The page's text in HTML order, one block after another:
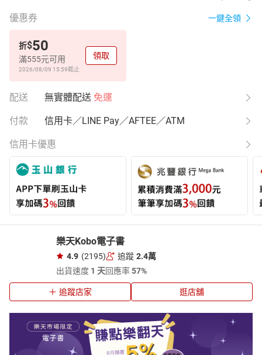
優惠券 一鍵全領
折$50
滿555元可用
2026/08/09 15:59截止
領取
配送 無實體配送 免運
付款 信用卡／LINE Pay／AFTEE／ATM
信用卡優惠
樂天Kobo電子書
4.9 (2195) 追蹤 2.4萬
出貨速度 1 天回應率57%
追蹤店家 逛店舖